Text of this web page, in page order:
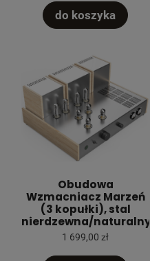
do koszyka
Obudowa
Wzmacniacz Marzeń
(3 kopułki), stal
nierdzewna/naturalny
1 699,00 zł